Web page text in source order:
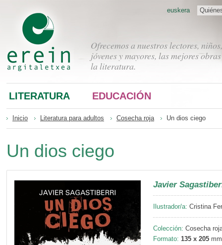
Ofrecemos a nuestros lectores, niños,
jóvenes y mayores, las mejores
la literatura.
euskera
LITERATURA EDUCACIÓN
Inicio Literatura para adultos Cosecha roja Un dios ciego
Un dios ciego
Javier
Ilustrador/a: Cristina
Colección: Cosecha
Formato: 135 x 205 mm